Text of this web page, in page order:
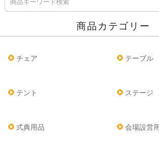
商品カテゴリー
チェア テーブル
テント ステージ
式典用品 会場設営